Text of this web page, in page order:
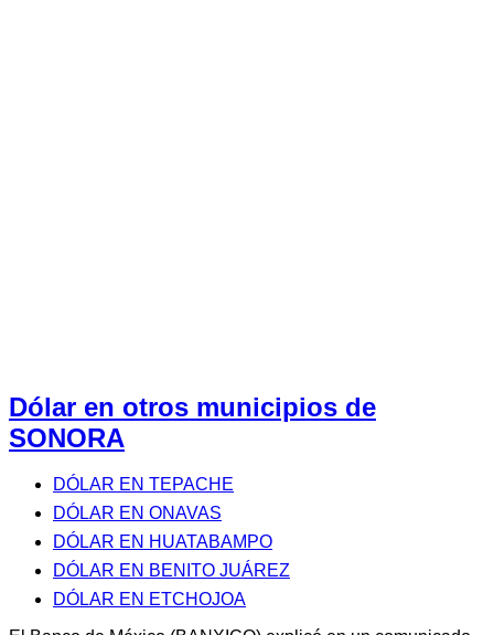
Dólar en otros municipios de
SONORA
DÓLAR EN TEPACHE
DÓLAR EN ONAVAS
DÓLAR EN HUATABAMPO
DÓLAR EN BENITO JUÁREZ
DÓLAR EN ETCHOJOA